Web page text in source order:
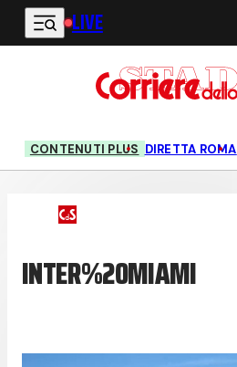
Vai al contenuto principale
LIVE
CONTENUTI PLUS DIRETTA ROMA
INTER%20MIAMI